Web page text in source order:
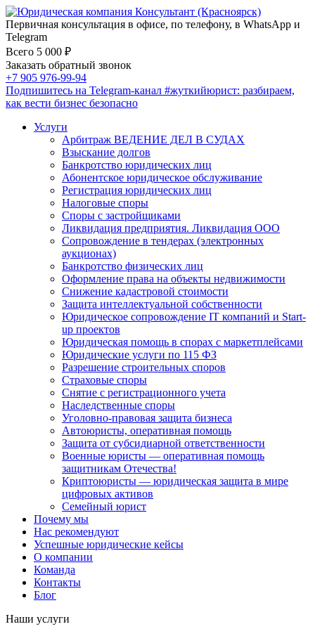
Первичная консультация в офисе, по телефону, в WhatsApp и
Telegram
Всего 5 000 ₽
Заказать обратный звонок
+7 905 976-99-94
Подпишитесь на Telegram-канал #жуткийюрист: разбираем,
как вести бизнес безопасно
Услуги
Арбитраж ВЕДЕНИЕ ДЕЛ В СУДАХ
Взыскание долгов
Банкротство юридических лиц
Абонентское юридическое обслуживание
Регистрация юридических лиц
Налоговые споры
Споры с застройщиками
Ликвидация предприятия. Ликвидация ООО
Сопровождение в тендерах (электронных
аукционах)
Банкротство физических лиц
Оформление права на объекты недвижимости
Снижение кадастровой стоимости
Защита интеллектуальной собственности
Юридическое сопровождение IT компаний и Start-
up проектов
Юридическая помощь в спорах с маркетплейсами
Юридические услуги по 115 ФЗ
Разрешение строительных споров
Страховые споры
Снятие с регистрационного учета
Наследственные споры
Уголовно-правовая защита бизнеса
Автоюристы, оперативная помощь
Защита от субсидиарной ответственности
Военные юристы — оперативная помощь
защитникам Отечества!
Криптоюристы — юридическая защита в мире
цифровых активов
Семейный юрист
Почему мы
Нас рекомендуют
Успешные юридические кейсы
О компании
Команда
Контакты
Блог
Наши услуги